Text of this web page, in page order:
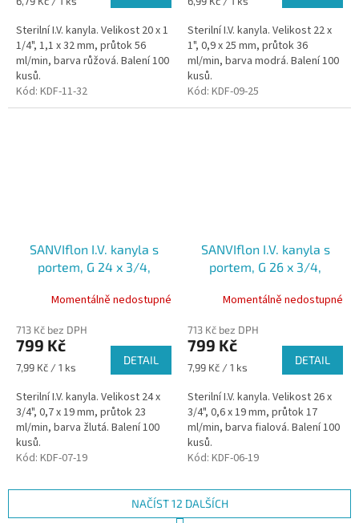
Sterilní I.V. kanyla. Velikost 20 x 1
1/4", 1,1 x 32 mm, průtok 56
ml/min, barva růžová. Balení 100
kusů.
Kód: KDF-11-32
Sterilní I.V. kanyla. Velikost 22 x
1", 0,9 x 25 mm, průtok 36
ml/min, barva modrá. Balení 100
kusů.
Kód: KDF-09-25
SANVIflon I.V. kanyla s
portem, G 24 x 3/4,
sterilní, žlutá, 100ks
Momentálně nedostupné
713 Kč bez DPH
799 Kč
Měrná
7,99 Kč / 1 ks
DETAIL
Sterilní I.V. kanyla. Velikost 24 x
3/4", 0,7 x 19 mm, průtok 23
ml/min, barva žlutá. Balení 100
kusů.
Kód: KDF-07-19
SANVIflon I.V. kanyla s
portem, G 26 x 3/4,
sterilní, fialová, 100ks
Momentálně nedostupné
713 Kč bez DPH
799 Kč
Měrná
7,99 Kč / 1 ks
DETAIL
Sterilní I.V. kanyla. Velikost 26 x
3/4", 0,6 x 19 mm, průtok 17
ml/min, barva fialová. Balení 100
kusů.
Kód: KDF-06-19
NAČÍST 12 DALŠÍCH